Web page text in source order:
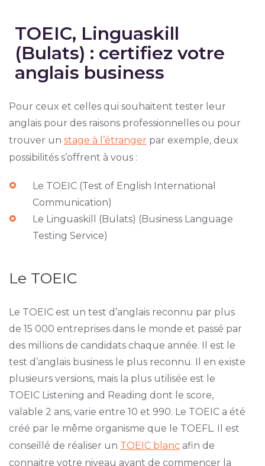
TOEIC, Linguaskill
(Bulats) : certifiez votre
anglais business
Pour ceux et celles qui souhaitent tester leur
anglais pour des raisons professionnelles ou pour
trouver un stage à l’étrangerpar exemple, deux
possibilités s’offrent à vous :
Le TOEIC (Test of English International
Communication)
Le Linguaskill (Bulats) (Business Language
Testing Service)
Le TOEIC
Le TOEIC est un test d’anglais reconnu par plus
de 15 000 entreprises dans le monde et passé par
des millions de candidats chaque année. Il est le
test d’anglais business le plus reconnu. Il en existe
plusieurs versions, mais la plus utilisée est le
TOEIC Listening and Reading dont le score,
valable 2 ans, varie entre 10 et 990. Le TOEIC a été
créé par le même organisme que le TOEFL. Il est
conseillé de réaliser un TOEIC blancafin de
connaitre votre niveau avant de commencer la